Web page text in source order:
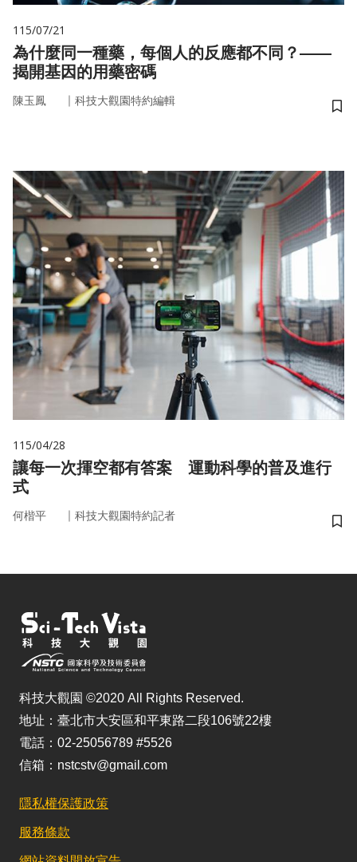
115/07/21
為什麼同一種藥，每個人的反應都不同？——
揭開基因的用藥密碼
陳玉鳳 ｜ 科技大觀園特約編輯
儲
115/04/28
讓每一次揮空都有答案 運動科學的普及進行
式
何楷平 ｜ 科技大觀園特約記者
儲
科技大觀園 ©2020 All Rights Reserved.
地址：臺北市大安區和平東路二段106號22樓
電話：02-25056789 #5526
信箱：nstcstv@gmail.com
隱私權保護政策
服務條款